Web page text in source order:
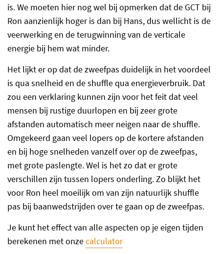
is. We moeten hier nog wel bij opmerken dat de GCT bij
Ron aanzienlijk hoger is dan bij Hans, dus wellicht is de
veerwerking en de terugwinning van de verticale
energie bij hem wat minder.
Het lijkt er op dat de zweefpas duidelijk in het voordeel
is qua snelheid en de shuffle qua energieverbruik. Dat
zou een verklaring kunnen zijn voor het feit dat veel
mensen bij rustige duurlopen en bij zeer grote
afstanden automatisch meer neigen naar de shuffle.
Omgekeerd gaan veel lopers op de kortere afstanden
en bij hoge snelheden vanzelf over op de zweefpas,
met grote paslengte. Wel is het zo dat er grote
verschillen zijn tussen lopers onderling. Zo blijkt het
voor Ron heel moeilijk om van zijn natuurlijk shuffle
pas bij baanwedstrijden over te gaan op de zweefpas.
Je kunt het effect van alle aspecten op je eigen tijden
berekenen met onzecalculator